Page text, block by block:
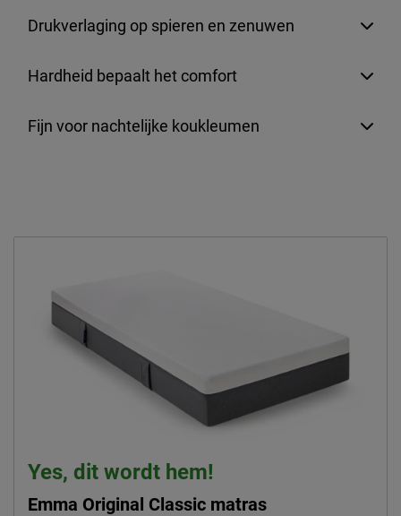
Drukverlaging op spieren en zenuwen
Hardheid bepaalt het comfort
Fijn voor nachtelijke koukleumen
Yes, dit wordt hem!
Emma Original Classic matras